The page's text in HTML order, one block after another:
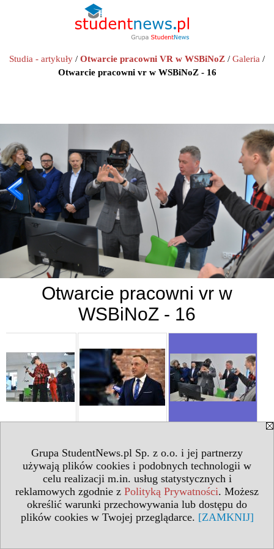
Grupa StudentNews.pl Sp. z o.o. i jej partnerzy
używają plików cookies i podobnych technologii w
celu realizacji m.in. usług statystycznych i
reklamowych zgodnie z Polityką Prywatności. Możesz
określić warunki przechowywania lub dostępu do
plików cookies w Twojej przeglądarce. [ZAMKNIJ]
Studia - artykuły / Otwarcie pracowni VR w WSBiNoZ / Galeria /
Otwarcie pracowni vr w WSBiNoZ - 16
Otwarcie pracowni vr w
WSBiNoZ - 16